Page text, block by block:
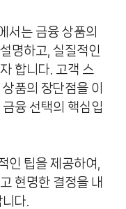
서는 금융 상품의
명하고, 실질적인
합니다. 고객 스
품의 장단점을 이
융 선택의 핵심입
인 팁을 제공하여,
현명한 결정을 내
다.